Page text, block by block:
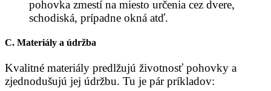
pohovka zmestí na miesto určenia cez dvere,
schodiská, prípadne okná atď.
C. Materiály a údržba
Kvalitné materiály predlžujú životnosť pohovky a
zjednodušujú jej údržbu. Tu je pár príkladov: